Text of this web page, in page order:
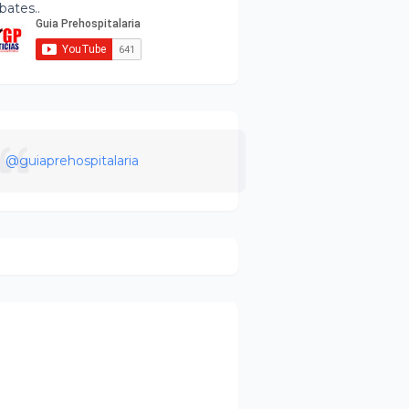
@guiaprehospitalaria